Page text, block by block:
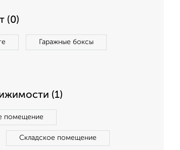
(0)
Гаражные боксы
(1)
помещение
Складское помещение